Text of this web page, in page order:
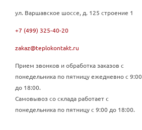
ул. Варшавское шоссе, д. 125 строение 1
+7 (499) 325-40-20
zakaz@teplokontakt.ru
Прием звонков и обработка заказов с
понедельника по пятницу ежедневно с 9:00
до 18:00.
Самовывоз со склада работает с
понедельника по пятницу с 9:00 до 18:00.